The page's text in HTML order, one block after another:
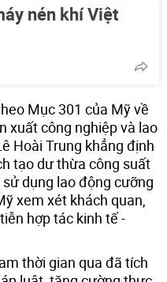
nén khí Việt
Mục 301 của Mỹ về
xuất công nghiệp và lao
Hoài Trung khẳng định
tạo dư thừa công suất
dụng lao động cưỡng
xem xét khách quan,
hợp tác kinh tế -
thời gian qua đã tích